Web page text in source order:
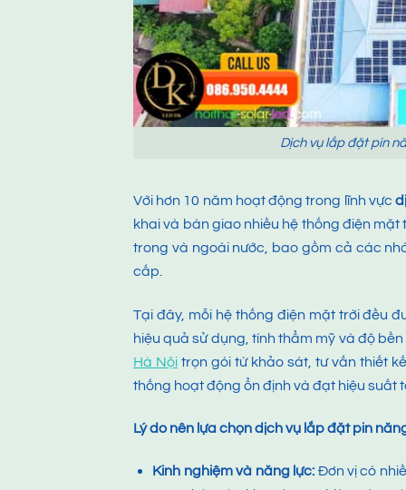
Dịch vụ lắp đặt pin
Với hơn 10 năm hoạt động trong lĩnh vực
khai và bàn giao nhiều hệ thống điện
trong và ngoài nước, bao gồm cả các
cấp.
Tại đây, mỗi hệ thống điện mặt trời đều
hiệu quả sử dụng, tính thẩm mỹ và độ
Hà Nội trọn gói từ khảo sát, tư vấn thiết
thống hoạt động ổn định và đạt hiệu suất
Lý do nên lựa chọndịch vụ lắp đặt pin
Kinh nghiệm và năng lực: Đơn vị có